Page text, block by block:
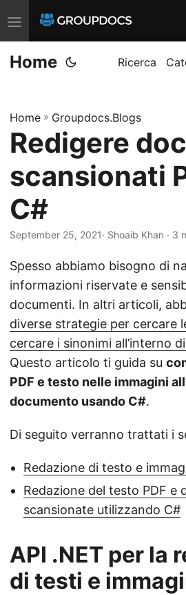
T
o
g
e
n
v
i
g
a
i
Home Ricerca
Home » Groupdocs.Blogs
Redigere
scansionati
C#
September 25, 2021· Shoaib Khan · 3
Spesso abbiamo bisogno di
informazioni riservate e
documenti. In altri articoli,
diverse strategie per cercare
cercare i sinonimi all’interno
Questo articolo ti guida su
PDF e testo nelle immagini
documento usando C#.
Di seguito verranno trattati i
Redazione di testo e
Redazione del testo PDF e
scansionate utilizzando C#
API .NET per la
di testi e